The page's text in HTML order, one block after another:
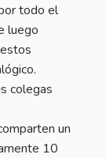
todo el
luego
colegas
un
10